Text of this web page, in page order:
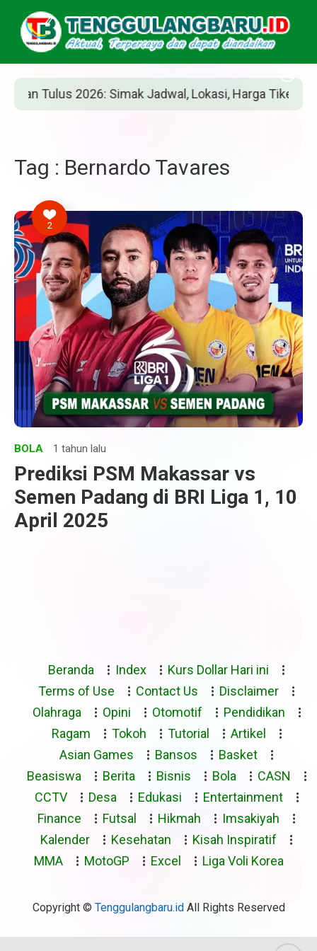
Tulus 2026: Simak Jadwal, Lokasi, Harga Tiket, dan
Tag : Bernardo Tavares
2
BOLA 1 tahun lalu
Prediksi PSM Makassar vs
Semen Padang di BRI Liga 1, 10
April 2025
Beranda Index
Kurs Dollar Hari ini
Terms of Use
Contact Us
Disclaimer
Olahraga
Opini Otomotif
Pendidikan
Ragam
Tokoh Tutorial
Artikel
Asian Games
Bansos
Basket
Beasiswa
Berita Bisnis Bola
CASN
CCTV
Desa Edukasi
Entertainment
Finance
Futsal Hikmah
Imsakiyah
Kalender
Kesehatan
Kisah Inspiratif
MMA
MotoGP Excel Liga Voli Korea
Copyright © Tenggulangbaru.idAll Rights Reserved